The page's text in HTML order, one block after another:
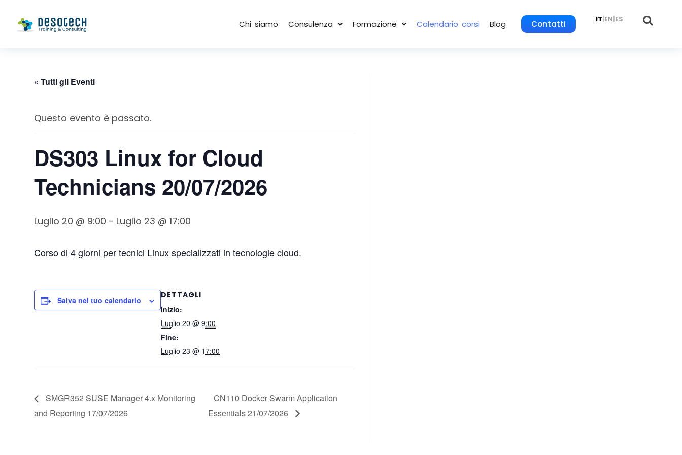
Chi siamo Consulenza Formazione Calendario corsi Blog Contatti IT|EN|ES
« Tutti gli Eventi
Questo evento è passato.
DS303 Linux for Cloud
Technicians 20/07/2026
Luglio 20 @ 9:00 - Luglio 23 @ 17:00
Corso di 4 giorni per tecnici Linux specializzati in tecnologie cloud.
Salva nel tuo calendario
DETTAGLI
Inizio:
Luglio 20 @ 9:00
Fine:
Luglio 23 @ 17:00
SMGR352 SUSE Manager 4.x Monitoring
and Reporting 17/07/2026
CN110 Docker Swarm Application
Essentials 21/07/2026